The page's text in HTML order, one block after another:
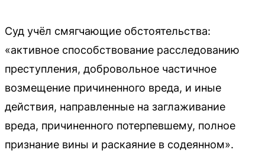
Суд учёл смягчающие обстоятельства:
«активное способствование расследованию
преступления, добровольное частичное
возмещение причиненного вреда, и иные
действия, направленные на заглаживание
вреда, причиненного потерпевшему, полное
признание вины и раскаяние в содеянном».